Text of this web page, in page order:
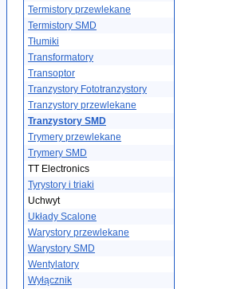
Termistory przewlekane
Termistory SMD
Tłumiki
Transformatory
Transoptor
Tranzystory Fototranzystory
Tranzystory przewlekane
Tranzystory SMD
Trymery przewlekane
Trymery SMD
TT Electronics
Tyrystory i triaki
Uchwyt
Układy Scalone
Warystory przewlekane
Warystory SMD
Wentylatory
Wyłącznik